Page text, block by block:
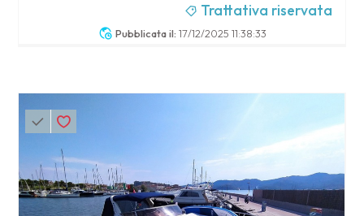
Pubblicata il: 17/12/2025 11:38:33
Trattativa riservata